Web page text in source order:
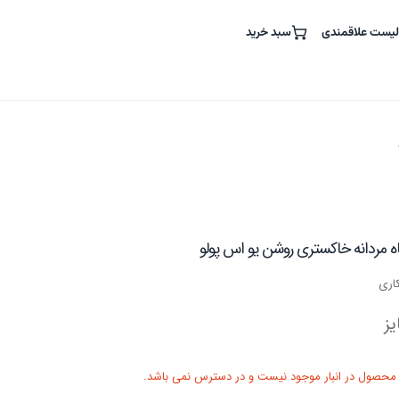
لیست علاقمندی سبد خرید
مردانه خاکستری روشن یو اس پولو
در انبار موجود نیست و در دسترس نمی باشد.